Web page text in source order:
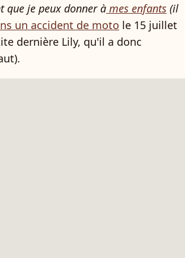
que je peux donner à mes enfants (il
un accident de moto le 15 juillet
dernière Lily, qu'il a donc